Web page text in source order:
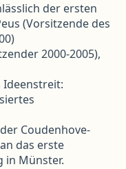
der ersten
(Vorsitzende des
2000-2005),
Ideenstreit:
Coudenhove-
das erste
in Münster.